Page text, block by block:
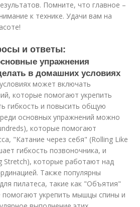
Помните, что главное –
к технике. Удачи вам на
и ответы:
упражнения
в домашних условиях
может включать
которые помогают укрепить
гибкость и повысить общую
основных упражнений можно
которые помогают
"Катание через себя" (Rolling Like
гибкость позвоночника, и
Stretch), которые работают над
Также популярны
пилатеса, такие как "Объятия"
помогают укрепить мышцы спины и